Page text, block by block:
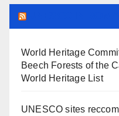
World Heritage
Beech Forests of the
World Heritage List
UNESCO sites